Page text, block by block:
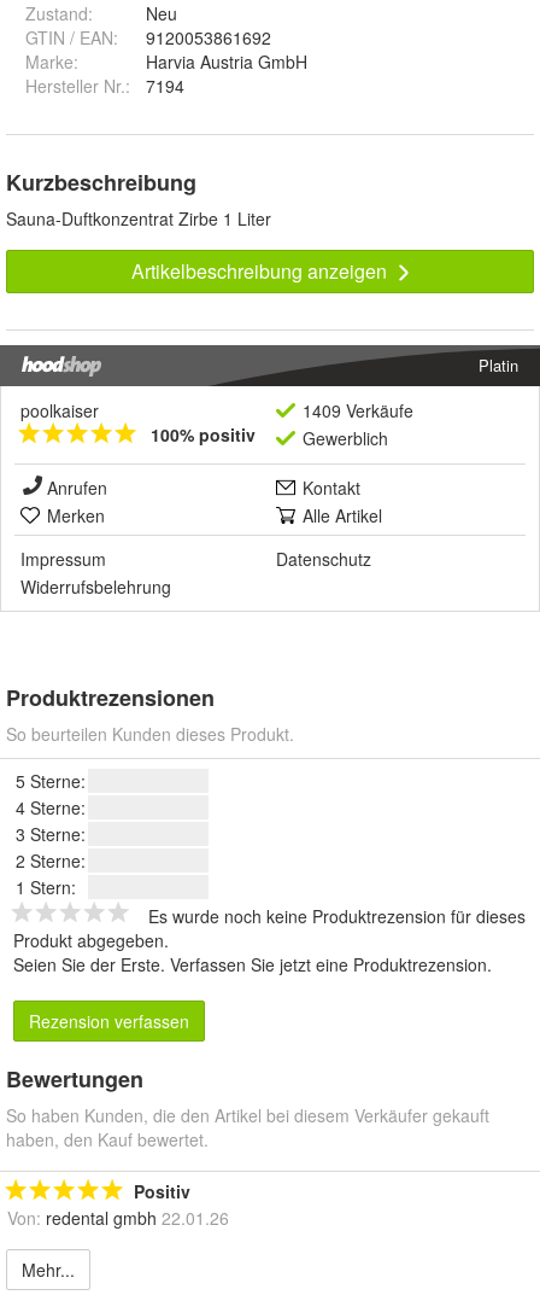
Zustand:
Neu
GTIN / EAN:
9120053861692
Marke:
Harvia Austria GmbH
Hersteller Nr.:
7194
Kurzbeschreibung
Sauna-Duftkonzentrat Zirbe 1 Liter
Artikelbeschreibung anzeigen
Platin
poolkaiser
100% positiv
1409 Verkäufe
Gewerblich
Anrufen
Kontakt
Merken
Alle Artikel
Impressum
Datenschutz
Widerrufsbelehrung
Produktrezensionen
So beurteilen Kunden dieses Produkt.
5 Sterne:
4 Sterne:
3 Sterne:
2 Sterne:
1 Stern:
Es wurde noch keine Produktrezension für dieses
Produkt abgegeben.
Seien Sie der Erste. Verfassen Sie jetzt eine Produktrezension.
Rezension verfassen
Bewertungen
So haben Kunden, die den Artikel bei diesem Verkäufer gekauft
haben, den Kauf bewertet.
Positiv
Von: redental gmbh 22.01.26
Mehr...